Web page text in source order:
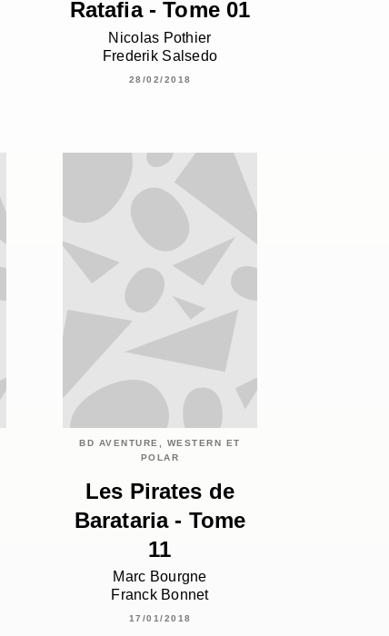
Ratafia - Tome 01
Nicolas Pothier
Frederik Salsedo
28/02/2018
BD AVENTURE, WESTERN ET
POLAR
Les Pirates de
Barataria - Tome
11
Marc Bourgne
Franck Bonnet
17/01/2018